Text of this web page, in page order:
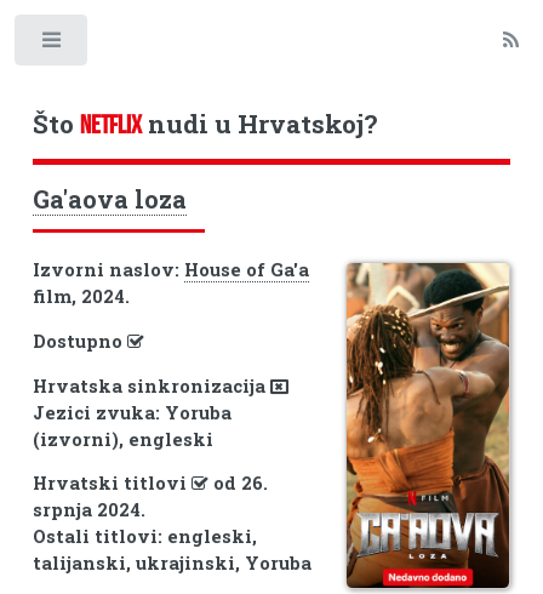
Što NETFLIXnudi u Hrvatskoj?
Ga'aova loza
Izvorni naslov: House of Ga'a
film, 2024.
Dostupno
Hrvatska sinkronizacija
Jezici zvuka: Yoruba
(izvorni), engleski
Hrvatski titlovi
od 26.
srpnja 2024.
Ostali titlovi: engleski,
talijanski, ukrajinski, Yoruba